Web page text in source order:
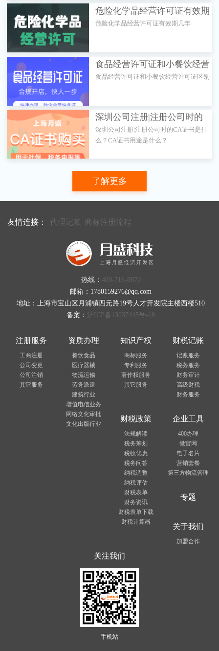
危险化学品经营许可证有效期
几年
危险化学品经营许可证有效期几年
食品经营许可证和小餐饮经营
许可证区别是什么
食品经营许可证和小餐饮经营许可证区别
深圳公司注册|注册公司时的
CA证书是什么？CA证书用途
是什么？
深圳公司注册|注册公司时的CA证书是什
么？CA证书用途是什么？
了解更多
友情连接： 代理记账 商标注册流程
热线： 400-716-8870
邮箱：1780159276@qq.com
地址：上海市宝山区月浦镇四元路19号人才开发院主楼西楼510
备案： 沪ICP备13037445号-18
注册服务
工商注册
公司变更
公司注销
其它服务
资质办理
餐饮食品
医疗器械
物流运输
劳务派遣
建筑行业
增值电信业务
网络文化审批
文化出版行业
知识产权
商标服务
专利服务
著作权服务
其它服务
财税记账
记账服务
税务服务
财务审计
高级财税
财务服务
财税政策
法规解读
税务筹划
税收优惠
税务问答
纳税调整
纳税评估
财税表单
财务资讯
财税表单下载
财税计算器
企业工具
400办理
微官网
电子名片
营销套餐
第三方物流管理
专题
关于我们
加盟合作
关注我们
手机站